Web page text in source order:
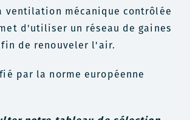
ventilation mécanique contrôlée
d'utiliser un réseau de gaines
de renouveler l'air.
par la norme européenne